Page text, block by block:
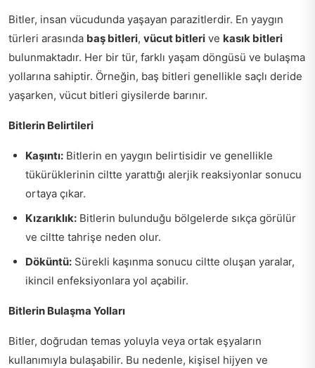
Bitler, insan vücudunda yaşayan parazitlerdir. En yaygın
türleri arasında baş bitleri, vücut bitleri ve kasık bitleri
bulunmaktadır. Her bir tür, farklı yaşam döngüsü ve bulaşma
yollarına sahiptir. Örneğin, baş bitleri genellikle saçlı deride
yaşarken, vücut bitleri giysilerde barınır.
Bitlerin Belirtileri
Kaşıntı: Bitlerin en yaygın belirtisidir ve genellikle
tükürüklerinin ciltte yarattığı alerjik reaksiyonlar sonucu
ortaya çıkar.
Kızarıklık: Bitlerin bulunduğu bölgelerde sıkça görülür
ve ciltte tahrişe neden olur.
Döküntü: Sürekli kaşınma sonucu ciltte oluşan yaralar,
ikincil enfeksiyonlara yol açabilir.
Bitlerin Bulaşma Yolları
Bitler, doğrudan temas yoluyla veya ortak eşyaların
kullanımıyla bulaşabilir. Bu nedenle, kişisel hijyen ve